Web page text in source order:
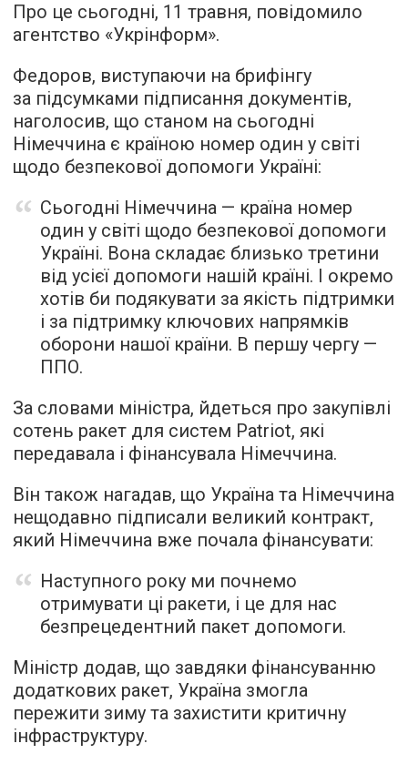
Про це сьогодні, 11 травня, повідомило
агентство «Укрінформ».
Федоров, виступаючи на брифінгу
за підсумками підписання документів,
наголосив, що станом на сьогодні
Німеччина є країною номер один у світі
щодо безпекової допомоги Україні:
Сьогодні Німеччина — країна номер
один у світі щодо безпекової допомоги
Україні. Вона складає близько третини
від усієї допомоги нашій країні. І окремо
хотів би подякувати за якість підтримки
і за підтримку ключових напрямків
оборони нашої країни. В першу чергу —
ППО.
За словами міністра, йдеться про закупівлі
сотень ракет для систем Patriot, які
передавала і фінансувала Німеччина.
Він також нагадав, що Україна та Німеччина
нещодавно підписали великий контракт,
який Німеччина вже почала фінансувати:
Наступного року ми почнемо
отримувати ці ракети, і це для нас
безпрецедентний пакет допомоги.
Міністр додав, що завдяки фінансуванню
додаткових ракет, Україна змогла
пережити зиму та захистити критичну
інфраструктуру.